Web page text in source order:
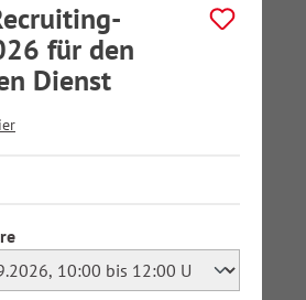
für den
Dienst
auswählen